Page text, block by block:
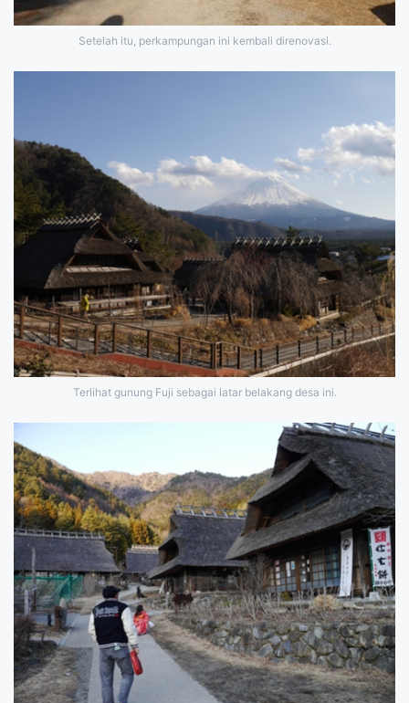
Setelah itu, perkampungan ini kembali direnovasi.
Terlihat gunung Fuji sebagai latar belakang desa ini.